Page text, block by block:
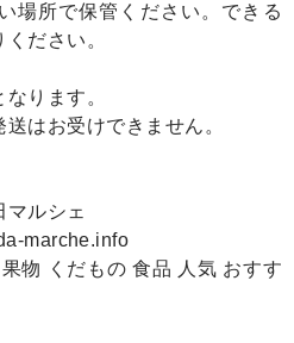
場所で保管ください。できる
ださい。
ります。
はお受けできません。
ルシェ
marche.info
物 くだもの 食品 人気 おすす